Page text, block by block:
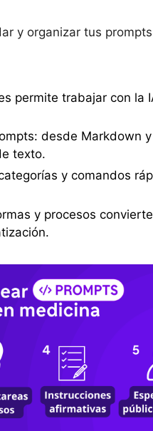
y organizar tus
permite trabajar con la
desde Markdown
texto.
y comandos
y procesos